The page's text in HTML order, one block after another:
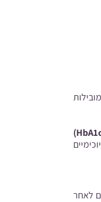
השפעה של 6 חודשים של מדיטציה על סוכר בדם, המוגלובין גלוקוזילתי (HbA1c)
לאחר